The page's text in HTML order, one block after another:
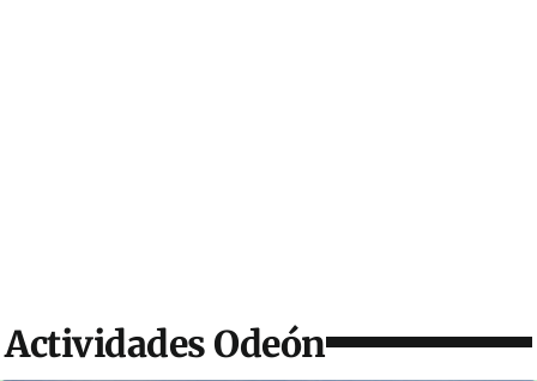
Actividades Odeón